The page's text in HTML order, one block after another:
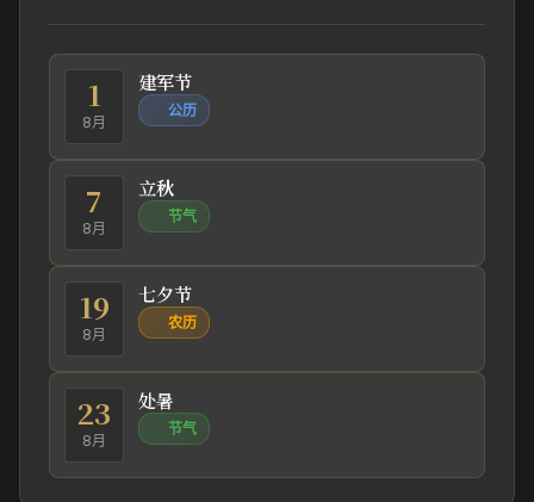
1
8月
建军节
公历
7
8月
立秋
节气
19
8月
七夕节
农历
23
8月
处暑
节气